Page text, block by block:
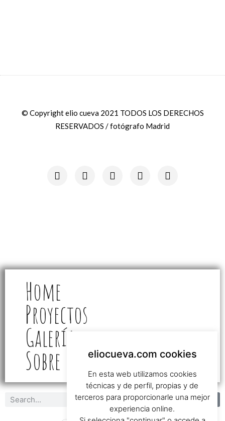
© Copyright elio cueva 2021 TODOS LOS DERECHOS
RESERVADOS / fotógrafo Madrid
eliocueva.com cookies
En esta web utilizamos cookies
técnicas y de perfil, propias y de
terceros para proporcionarle una mejor
experiencia online.
Home
Proyectos
Galería
Sobre Mi